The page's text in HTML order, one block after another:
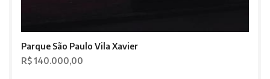
Parque São Paulo Vila Xavier
R$ 140.000,00